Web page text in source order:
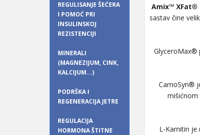
REGULISANJE ŠEĆERA
I POMOĆ PRI
INSULINSKOJ
REZISTENCIJI
MINERALI
(MAGNEZIJUM, CINK,
KALCIJUM...)
PODRŠKA I
REGENERACIJA JETRE
REGULACIJA
HORMONA ŠTITNE
Amix™ XFat®
sastav čine
GlyceroMax®
CarnoSyn®
mišićnom
L-Karnitin je